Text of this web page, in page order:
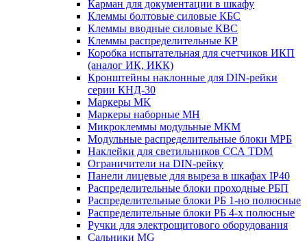
Карман для документации в шкафу
Клеммы болтовые силовые КБС
Клеммы вводные силовые КВС
Клеммы распределительные КР
Коробка испытательная для счетчиков ИКП
(аналог ИК, ИКК)
Кронштейны наклонные для DIN-рейки
серии КНД-30
Маркеры МК
Маркеры наборные МН
Микроклеммы модульные МКМ
Модульные распределительные блоки МРБ
Наклейки для светильников ССА TDM
Ограничители на DIN-рейку
Панели лицевые для выреза в шкафах IP40
Распределительные блоки проходные РБП
Распределительные блоки РБ 1-но полюсные
Распределительные блоки РБ 4-х полюсные
Ручки для электрощитового оборудования
Сальники MG